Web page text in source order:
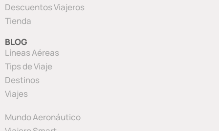
Descuentos Viajeros
Tienda
BLOG
Líneas Aéreas
Tips de Viaje
Destinos
Viajes
Mundo Aeronáutico